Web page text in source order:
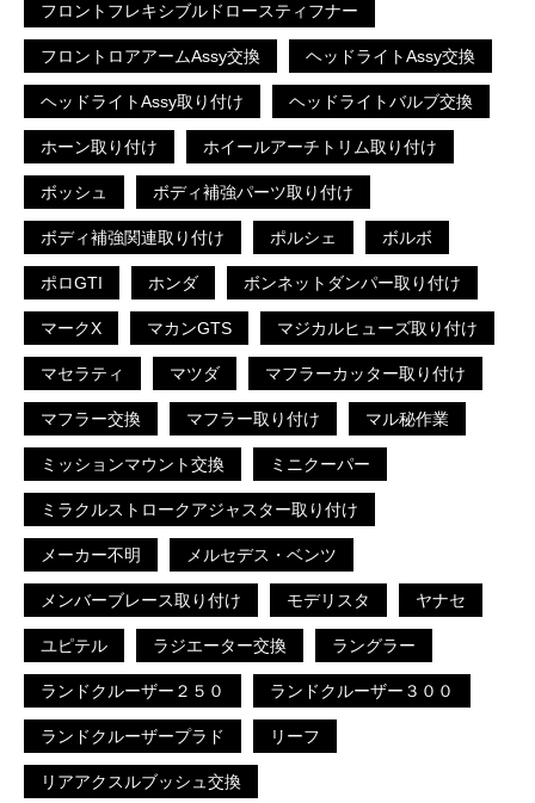
フロントフレキシブルドロースティフナー
フロントロアアームAssy交換 ヘッドライトAssy交換
ヘッドライトAssy取り付け ヘッドライトバルブ交換
ホーン取り付け ホイールアーチトリム取り付け
ボッシュ ボディ補強パーツ取り付け
ボディ補強関連取り付け ポルシェ ボルボ
ポロGTI ホンダ ボンネットダンパー取り付け
マークX マカンGTS マジカルヒューズ取り付け
マセラティ マツダ マフラーカッター取り付け
マフラー交換 マフラー取り付け マル秘作業
ミッションマウント交換 ミニクーパー
ミラクルストロークアジャスター取り付け
メーカー不明 メルセデス・ベンツ
メンバーブレース取り付け モデリスタ ヤナセ
ユピテル ラジエーター交換 ラングラー
ランドクルーザー２５０ ランドクルーザー３００
ランドクルーザープラド リーフ
リアアクスルブッシュ交換